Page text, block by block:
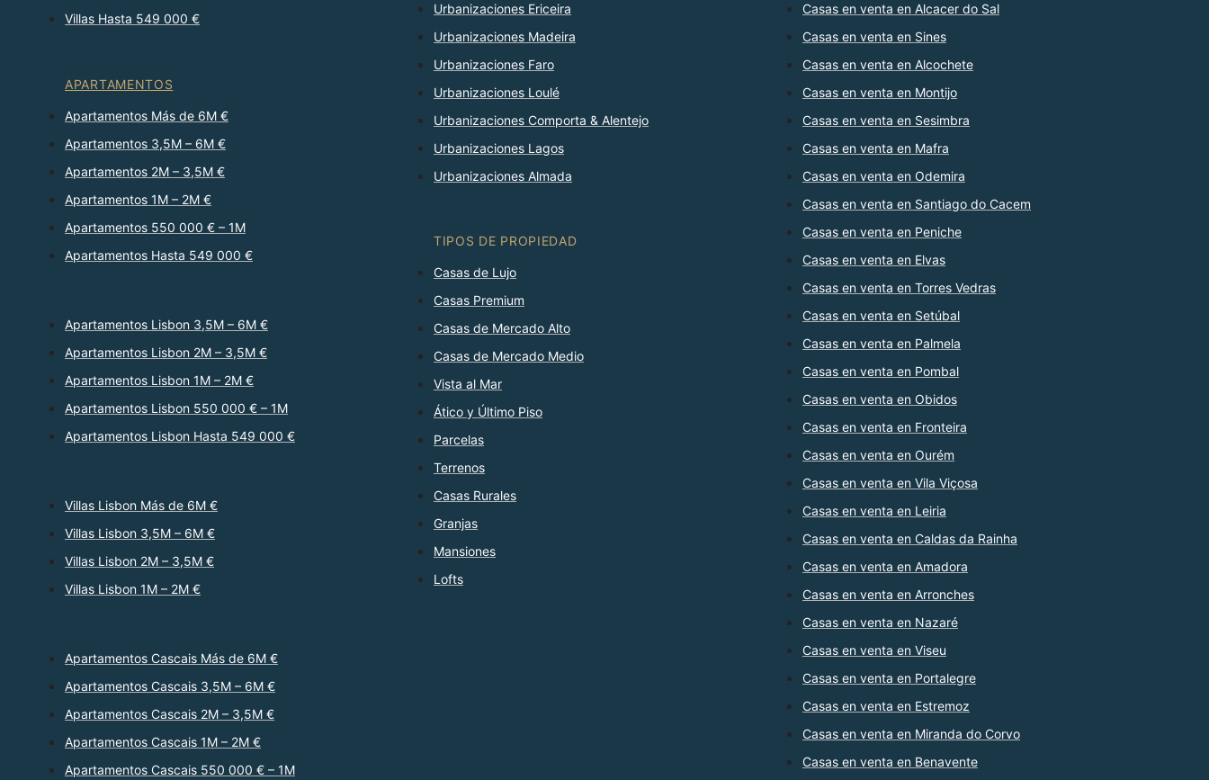
Villas Hasta 549 000 €
APARTAMENTOS
Apartamentos Más de 6M €
Apartamentos 3,5M – 6M €
Apartamentos 2M – 3,5M €
Apartamentos 1M – 2M €
Apartamentos 550 000 € – 1M
Apartamentos Hasta 549 000 €
Apartamentos Lisbon 3,5M – 6M €
Apartamentos Lisbon 2M – 3,5M €
Apartamentos Lisbon 1M – 2M €
Apartamentos Lisbon 550 000 € – 1M
Apartamentos Lisbon Hasta 549 000 €
Villas Lisbon Más de 6M €
Villas Lisbon 3,5M – 6M €
Villas Lisbon 2M – 3,5M €
Villas Lisbon 1M – 2M €
Apartamentos Cascais Más de 6M €
Apartamentos Cascais 3,5M – 6M €
Apartamentos Cascais 2M – 3,5M €
Apartamentos Cascais 1M – 2M €
Apartamentos Cascais 550 000 € – 1M
Urbanizaciones Ericeira
Urbanizaciones Madeira
Urbanizaciones Faro
Urbanizaciones Loulé
Urbanizaciones Comporta & Alentejo
Urbanizaciones Lagos
Urbanizaciones Almada
TIPOS DE PROPIEDAD
Casas de Lujo
Casas Premium
Casas de Mercado Alto
Casas de Mercado Medio
Vista al Mar
Ático y Último Piso
Parcelas
Terrenos
Casas Rurales
Granjas
Mansiones
Lofts
Casas en venta en Alcacer do Sal
Casas en venta en Sines
Casas en venta en Alcochete
Casas en venta en Montijo
Casas en venta en Sesimbra
Casas en venta en Mafra
Casas en venta en Odemira
Casas en venta en Santiago do Cacem
Casas en venta en Peniche
Casas en venta en Elvas
Casas en venta en Torres Vedras
Casas en venta en Setúbal
Casas en venta en Palmela
Casas en venta en Pombal
Casas en venta en Obidos
Casas en venta en Fronteira
Casas en venta en Ourém
Casas en venta en Vila Viçosa
Casas en venta en Leiria
Casas en venta en Caldas da Rainha
Casas en venta en Amadora
Casas en venta en Arronches
Casas en venta en Nazaré
Casas en venta en Viseu
Casas en venta en Portalegre
Casas en venta en Estremoz
Casas en venta en Miranda do Corvo
Casas en venta en Benavente